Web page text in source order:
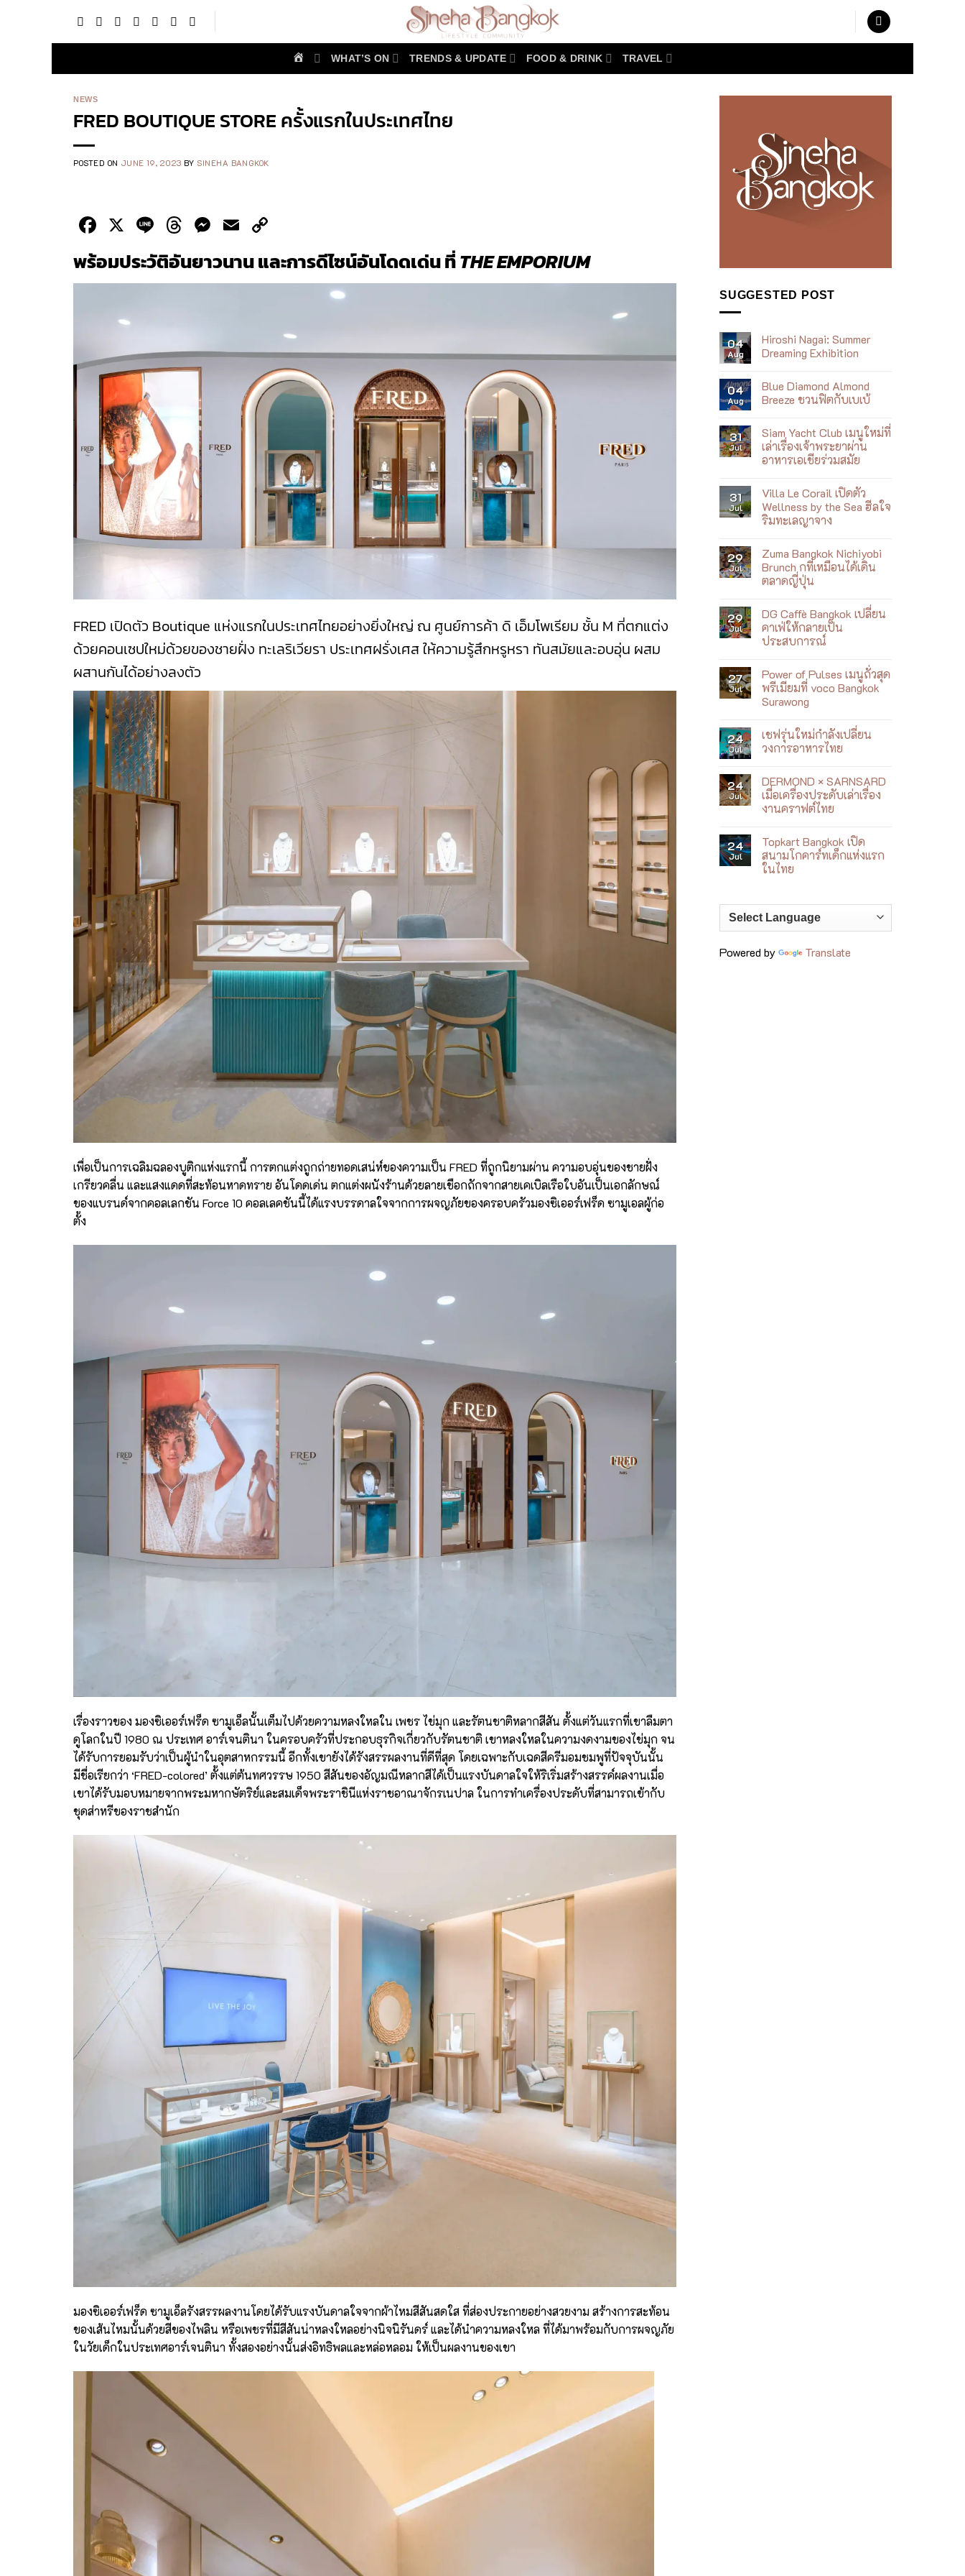
content
WHAT’S ON TRENDS & UPDATE FOOD & DRINK TRAVEL
NEWS
FRED BOUTIQUE STORE ครั้งแรกในประเทศไทย
POSTED ON JUNE 19, 2023 BY SINEHA BANGKOK
Facebook
X LineThreads
Messenger
Email
พร้อมประวัติอันยาวนาน และการดีไซน์อันโดดเด่น ที่THE EMPORIUM
FRED เปิดตัว Boutique แห่งแรกในประเทศไทยอย่างยิ่งใหญ่ ณ ศูนย์การค้า ดิ เอ็มโพเรียม ชั้น M ที่ตกแต่ง
ด้วยคอนเซปใหม่ด้วยของชายฝั่ง ทะเลริเวียรา ประเทศฝรั่งเศส ให้ความรู้สึกหรูหรา ทันสมัยและอบอุ่น ผสม
ผสานกันได้อย่างลงตัว
เพื่อเป็นการเฉลิมฉลองบูติกแห่งแรกนี้ การตกแต่งถูกถ่ายทอดเสน่ห์ของความเป็น FRED ที่ถูกนิยามผ่าน ความอบอุ่นของชายฝั่ง
เกรียวคลื่น และแสงแดดที่สะท้อนหาดทราย อันโดดเด่น ตกแต่งผนังร้านด้วยลายเชือกถักจากสายเคเบิลเรือใบอันเป็นเอกลักษณ์
ของแบรนด์จากคอลเลกชัน Force 10 คอลเลคชันนี้ได้แรงบรรดาลใจจากการผจญภัยของครอบครัวมองซิเออร์เฟร็ด ซามูเอลผู้ก่อ
ตั้ง
เรื่องราวของ มองซิเออร์เฟร็ด ซามูเอ็ลนั้นเต็มไปด้วยความหลงใหลใน เพชร ไข่มุก และรัตนชาติหลากสีสัน ตั้งแต่วันแรกที่เขาลืมตา
ดูโลกในปี 1980 ณ ประเทศ อาร์เจนตินา ในครอบครัวที่ประกอบธุรกิจเกี่ยวกับรัตนชาติ เขาหลงใหลในความงดงามของไข่มุก จน
ได้รับการยอมรับว่าเป็นผู้นำในอุตสาหกรรมนี้ อีกทั้งเขายังได้รังสรรผลงานที่ดีที่สุด โดยเฉพาะกับเฉดสีครีมอมชมพูที่ปัจจุบันนั้น
มีชื่อเรียกว่า ‘FRED-colored’ ตั้งแต่ต้นทศวรรษ 1950 สีสันของอัญมณีหลากสีได้เป็นแรงบันดาลใจให้ริเริ่มสร้างสรรค์ผลงานเมื่อ
เขาได้รับมอบหมายจากพระมหากษัตริย์และสมเด็จพระราชินีแห่งราชอาณาจักรเนปาล ในการทำเครื่องประดับที่สามารถเข้ากับ
ชุดส่าหรีของราชสำนัก
มองซิเออร์เฟร็ด ซามูเอ็ลรังสรรผลงานโดยได้รับแรงบันดาลใจจากผ้าไหมสีสันสดใส ที่ส่องประกายอย่างสวยงาม สร้างการสะท้อน
ของเส้นไหมนั้นด้วยสีของไพลิน หรือเพชรที่มีสีสันน่าหลงใหลอย่างนิจนิรันดร์ และได้นำความหลงใหล ที่ได้มาพร้อมกับการผจญภัย
ในวัยเด็กในประเทศอาร์เจนตินา ทั้งสองอย่างนั้นส่งอิทธิพลและหล่อหลอม ให้เป็นผลงานของเขา
SUGGESTED POST
04
Aug
Hiroshi Nagai: Summer
Dreaming Exhibition
on
Hiroshi
Nagai:
Exhibition
04
Aug
Blue Diamond Almond
Breeze ชวนฟิตกับเบเบ้
on
Blue
Diamond
Almond
ฟิต
กับ
เบ
เบ้
31
Jul
Siam Yacht Club เมนูใหม่ที่
เล่าเรื่องเจ้าพระยาผ่าน
อาหารเอเชียร่วมสมัย
on
Siam
Yacht
Club
ที่
เล่า
เรื่อง
เจ้าพระยา
ผ่าน
ร่วม
สมัย
31
Jul
Villa Le Corail เปิดตัว
Wellness by the Sea ฮีลใจ
ริมทะเลญาจาง
on
Villa
Le
Corail
Wellness
by
the
Sea
ฮีล
ทะเล
ญา
จาง
29
Jul
Zuma Bangkok Nichiyobi
Brunch กที่เหมือนได้เดิน
ตลาดญี่ปุ่น
on
Zuma
Bangkok
Nichiyobi
ที่
เหมือน
ได้
เดิน
ตลาด
29
Jul
DG Caffè Bangkok เปลี่ยน
คาเฟ่ให้กลายเป็น
ประสบการณ์
on
DG
Caffè
Bangkok
ให้
กลาย
เป็น
27
Jul
Power of Pulses เมนูถั่วสุด
พรีเมียมที่ voco Bangkok
Surawong
Comments
on
Power
of
ถั่ว
สุด
พรีเมียม
ที่
Surawong
24
Jul
เชฟรุ่นใหม่กำลังเปลี่ยน
วงการอาหารไทย
on
เชฟ
รุ่น
ใหม่
วงการ
อาหาร
ไทย
24
Jul
DERMOND × SARNSARD
เมื่อเครื่องประดับเล่าเรื่อง
งานคราฟต์ไทย
on
DERMOND
×
SARNSARD
เล่า
เรื่อง
ไทย
24
Jul
Topkart Bangkok เปิด
สนามโกคาร์ทเด็กแห่งแรก
ในไทย
on
Topkart
Bangkok
เปิด
โก
คาร์ท
Powered by Translate